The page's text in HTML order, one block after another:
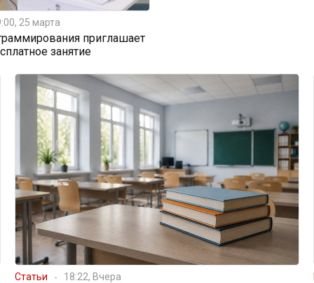
25 марта
приглашает
занятие
Статьи 18:22, Вчера